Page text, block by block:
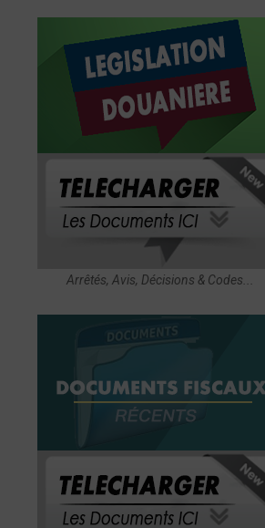
Arrêtés, Avis, Décisions & Codes...